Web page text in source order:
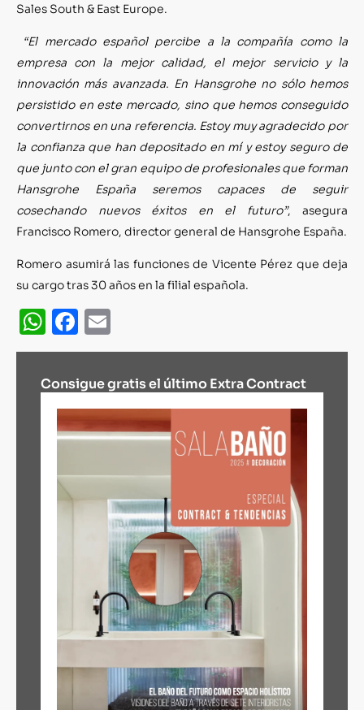
Sales South & East Europe.
“El mercado español percibe a la compañía como la
empresa con la mejor calidad, el mejor servicio y la
innovación más avanzada. En Hansgrohe no sólo hemos
persistido en este mercado, sino que hemos conseguido
convertirnos en una referencia. Estoy muy agradecido por
la confianza que han depositado en mí y estoy seguro de
que junto con el gran equipo de profesionales que forman
Hansgrohe España seremos capaces de seguir
cosechando nuevos éxitos en el futuro”, asegura
Francisco Romero, director general de Hansgrohe España.
Romero asumirá las funciones de Vicente Pérez que deja
su cargo tras 30 años en la filial española.
WhatsApp
Facebook
Consigue gratis el último Extra Contract